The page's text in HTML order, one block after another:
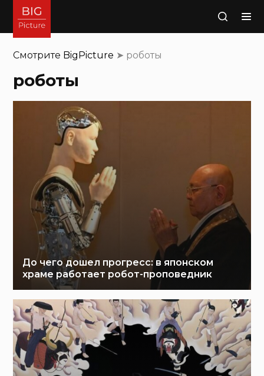
Поиск
Смотрите BigPicture ➤ роботы
роботы
До чего дошел прогресс: в японском
храме работает робот-проповедник